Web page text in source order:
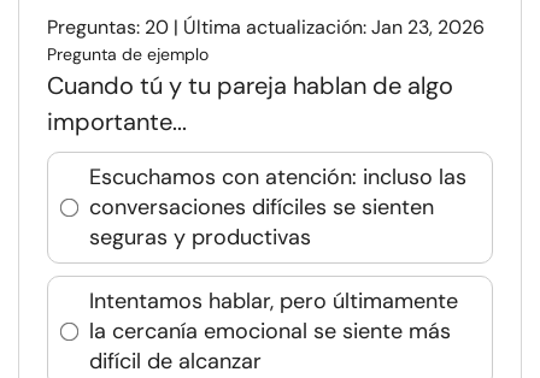
Preguntas: 20 | Última actualización: Jan 23, 2026
Pregunta de ejemplo
Cuando tú y tu pareja hablan de algo
importante...
Escuchamos con atención: incluso las
conversaciones difíciles se sienten
seguras y productivas
Intentamos hablar, pero últimamente
la cercanía emocional se siente más
difícil de alcanzar